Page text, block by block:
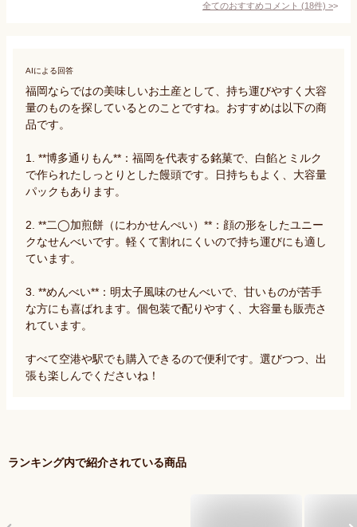
全てのおすすめコメント (18件) >
AIによる回答
福岡ならではの美味しいお土産として、持ち運びやすく大容
量のものを探しているとのことですね。おすすめは以下の商
品です。
1. **博多通りもん**：福岡を代表する銘菓で、白餡とミルク
で作られたしっとりとした饅頭です。日持ちもよく、大容量
パックもあります。
2. **二◯加煎餅（にわかせんぺい）**：顔の形をしたユニー
クなせんべいです。軽くて割れにくいので持ち運びにも適し
ています。
3. **めんべい**：明太子風味のせんべいで、甘いものが苦手
な方にも喜ばれます。個包装で配りやすく、大容量も販売さ
れています。
すべて空港や駅でも購入できるので便利です。選びつつ、出
張も楽しんでくださいね！
ランキング内で紹介されている商品